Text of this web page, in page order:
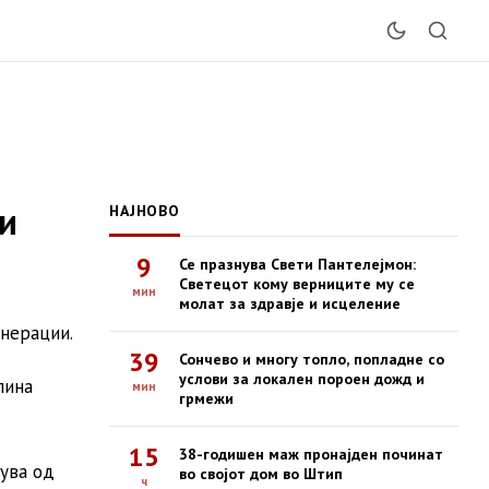
од
НАЈНОВО
9
мин
Се празнува Свети Пантелејмон:
Светецот кому верниците му се
молат за здравје и исцеление
39
мин
Сончево и многу топло, попладне со
услови за локален пороен дожд и
грмежи
15
ч
38-годишен маж пронајден починат
во својот дом во Штип